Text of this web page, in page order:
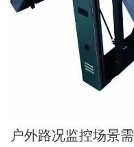
户外路况监控场景